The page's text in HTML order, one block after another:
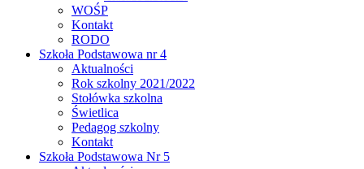
WOŚP
Kontakt
RODO
Szkoła Podstawowa nr 4
Aktualności
Rok szkolny 2021/2022
Stołówka szkolna
Świetlica
Pedagog szkolny
Kontakt
Szkoła Podstawowa Nr 5